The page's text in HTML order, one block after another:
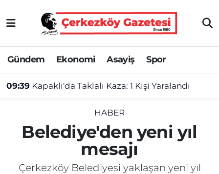
Gündem Ekonomi Asayiş Spor
09:39 Kapaklı'da Taklalı Kaza: 1 Kişi Yaralandı
HABER
Belediye'den yeni yıl
mesajı
Çerkezköy Belediyesi yaklaşan yeni yıl
Asayiş
Ekonomi
Gündem
Kültür&Sanat
Manşet
Tekirdağ Nöbetçi Eczaneler
Tekirdağ Hava Durumu
Tekirdağ Namaz Vakitleri
Tekirdağ Trafik Yoğunluk Haritası
Süper Lig Puan Durumu ve Fikstür
Tüm Manşetler